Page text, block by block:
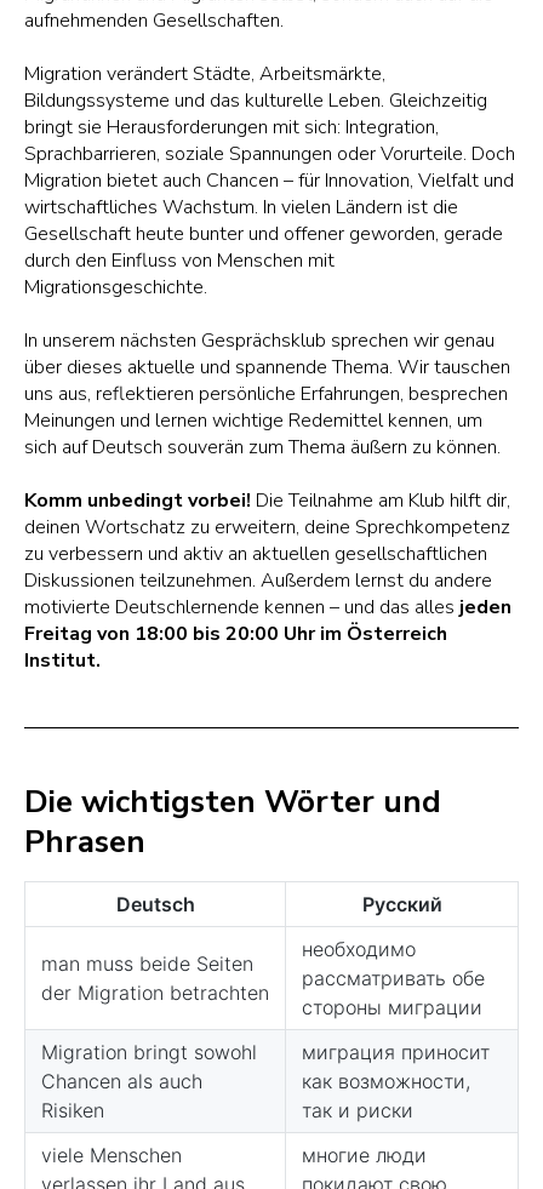
aufnehmenden Gesellschaften.
Migration verändert Städte, Arbeitsmärkte,
Bildungssysteme und das kulturelle Leben. Gleichzeitig
bringt sie Herausforderungen mit sich: Integration,
Sprachbarrieren, soziale Spannungen oder Vorurteile. Doch
Migration bietet auch Chancen – für Innovation, Vielfalt und
wirtschaftliches Wachstum. In vielen Ländern ist die
Gesellschaft heute bunter und offener geworden, gerade
durch den Einfluss von Menschen mit
Migrationsgeschichte.
In unserem nächsten Gesprächsklub sprechen wir genau
über dieses aktuelle und spannende Thema. Wir tauschen
uns aus, reflektieren persönliche Erfahrungen, besprechen
Meinungen und lernen wichtige Redemittel kennen, um
sich auf Deutsch souverän zum Thema äußern zu können.
Komm unbedingt vorbei! Die Teilnahme am Klub hilft dir,
deinen Wortschatz zu erweitern, deine Sprechkompetenz
zu verbessern und aktiv an aktuellen gesellschaftlichen
Diskussionen teilzunehmen. Außerdem lernst du andere
motivierte Deutschlernende kennen – und das alles jeden
Freitag von 18:00 bis 20:00 Uhr im Österreich
Institut.
Die wichtigsten Wörter und
Phrasen